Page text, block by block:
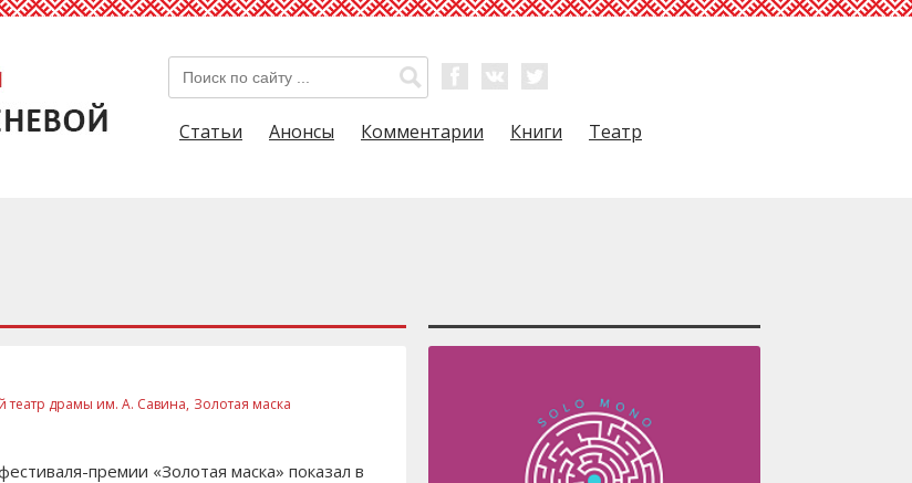
Статьи Анонсы Комментарии Книги Театр
театр драмы им. А. Савина, Золотая маска
премии «Золотая маска» показал в